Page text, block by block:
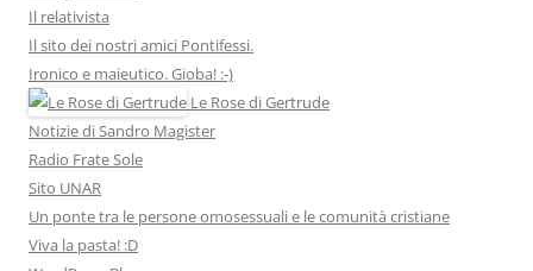
Il relativista
Il sito dei nostri amici Pontifessi.
Ironico e maieutico. Gioba! :-)
Le Rose di Gertrude
Notizie di Sandro Magister
Radio Frate Sole
Sito UNAR
Un ponte tra le persone omosessuali e le comunità cristiane
Viva la pasta! :D